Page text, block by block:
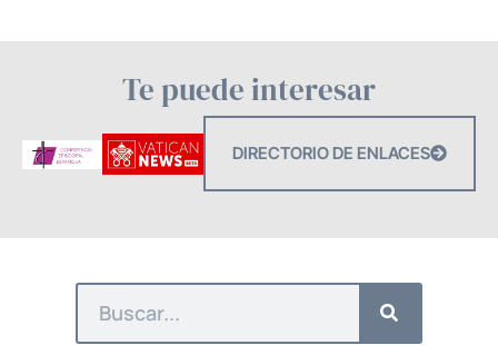
Te puede interesar
DIRECTORIO DE ENLACES